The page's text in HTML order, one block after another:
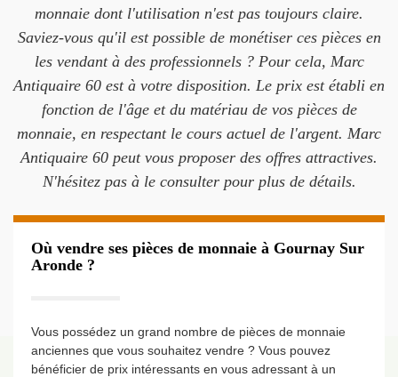
monnaie dont l'utilisation n'est pas toujours claire.
Saviez-vous qu'il est possible de monétiser ces pièces en
les vendant à des professionnels ? Pour cela, Marc
Antiquaire 60 est à votre disposition. Le prix est établi en
fonction de l'âge et du matériau de vos pièces de
monnaie, en respectant le cours actuel de l'argent. Marc
Antiquaire 60 peut vous proposer des offres attractives.
N'hésitez pas à le consulter pour plus de détails.
Où vendre ses pièces de monnaie à Gournay Sur
Aronde ?
Vous possédez un grand nombre de pièces de monnaie
anciennes que vous souhaitez vendre ? Vous pouvez
bénéficier de prix intéressants en vous adressant à un